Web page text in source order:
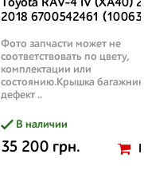
Toyota RAV-4 IV (XA40)
2018 6700542461
Фото запчасти может не
соответствовать по цвету,
комплектации или
состоянию.Крышка
дефект ..
В наличии
35 200 грн.